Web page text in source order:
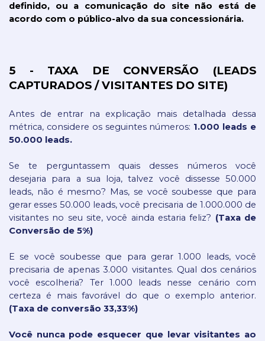
definido, ou a comunicação do site não está de
acordo com o público-alvo da sua concessionária.
5 - TAXA DE CONVERSÃO (LEADS
CAPTURADOS / VISITANTES DO SITE)
Antes de entrar na explicação mais detalhada dessa
métrica, considere os seguintes números: 1.000 leads e
50.000 leads.
Se te perguntassem quais desses números você
desejaria para a sua loja, talvez você dissesse 50.000
leads, não é mesmo? Mas, se você soubesse que para
gerar esses 50.000 leads, você precisaria de 1.000.000 de
visitantes no seu site, você ainda estaria feliz? (Taxa de
Conversão de 5%)
E se você soubesse que para gerar 1.000 leads, você
precisaria de apenas 3.000 visitantes. Qual dos cenários
você escolheria? Ter 1.000 leads nesse cenário com
(Taxa de conversão 33,33%)
Você nunca pode esquecer que levar visitantes ao